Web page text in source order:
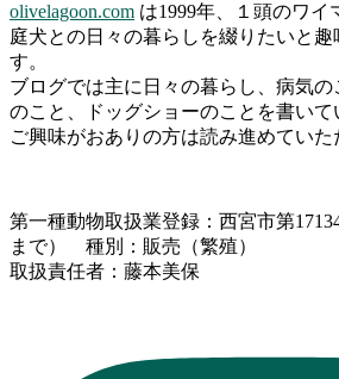
olivelagoon.com は1999年、１頭のワ
庭犬との日々の暮らしを綴りたいと
す。
ブログでは主に日々の暮らし、病気
のこと、ドッグショーのことを書いて
ご興味がおありの方は読み進めていた
第一種動物取扱業登録：西宮市第
まで） 種別：販売（繁殖）
取扱責任者：藤本美保